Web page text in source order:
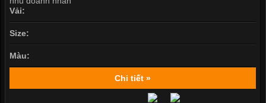
Vải:
Size:
Màu:
Chi tiết »